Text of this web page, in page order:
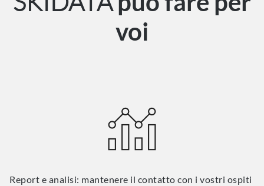
voi
Report e analisi: mantenere il contatto con i vostri ospiti